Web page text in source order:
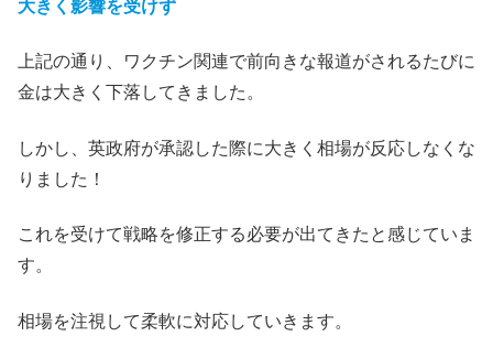
大きく影響を受けず
上記の通り、ワクチン関連で前向きな報道がされるたびに
金は大きく下落してきました。
しかし、英政府が承認した際に大きく相場が反応しなくな
りました！
これを受けて戦略を修正する必要が出てきたと感じていま
す。
相場を注視して柔軟に対応していきます。